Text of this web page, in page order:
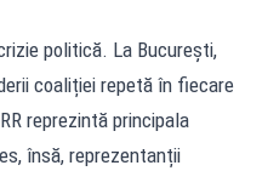
politică. La București,
coaliției repetă în fiecare
reprezintă principala
însă, reprezentanții